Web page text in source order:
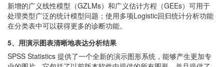
新增的广义线性模型（GZLMs）和广义估计方程（GEEs）可用于
处理类型广泛的统计模型问题；使用多项Logistic回归统计分析功能
在分类表中可以获得更多的诊断功能。
5、用演示图表清晰地表达分析结果
SPSS Statistics 提供了一个全新的演示图形系统，能够产生更加专